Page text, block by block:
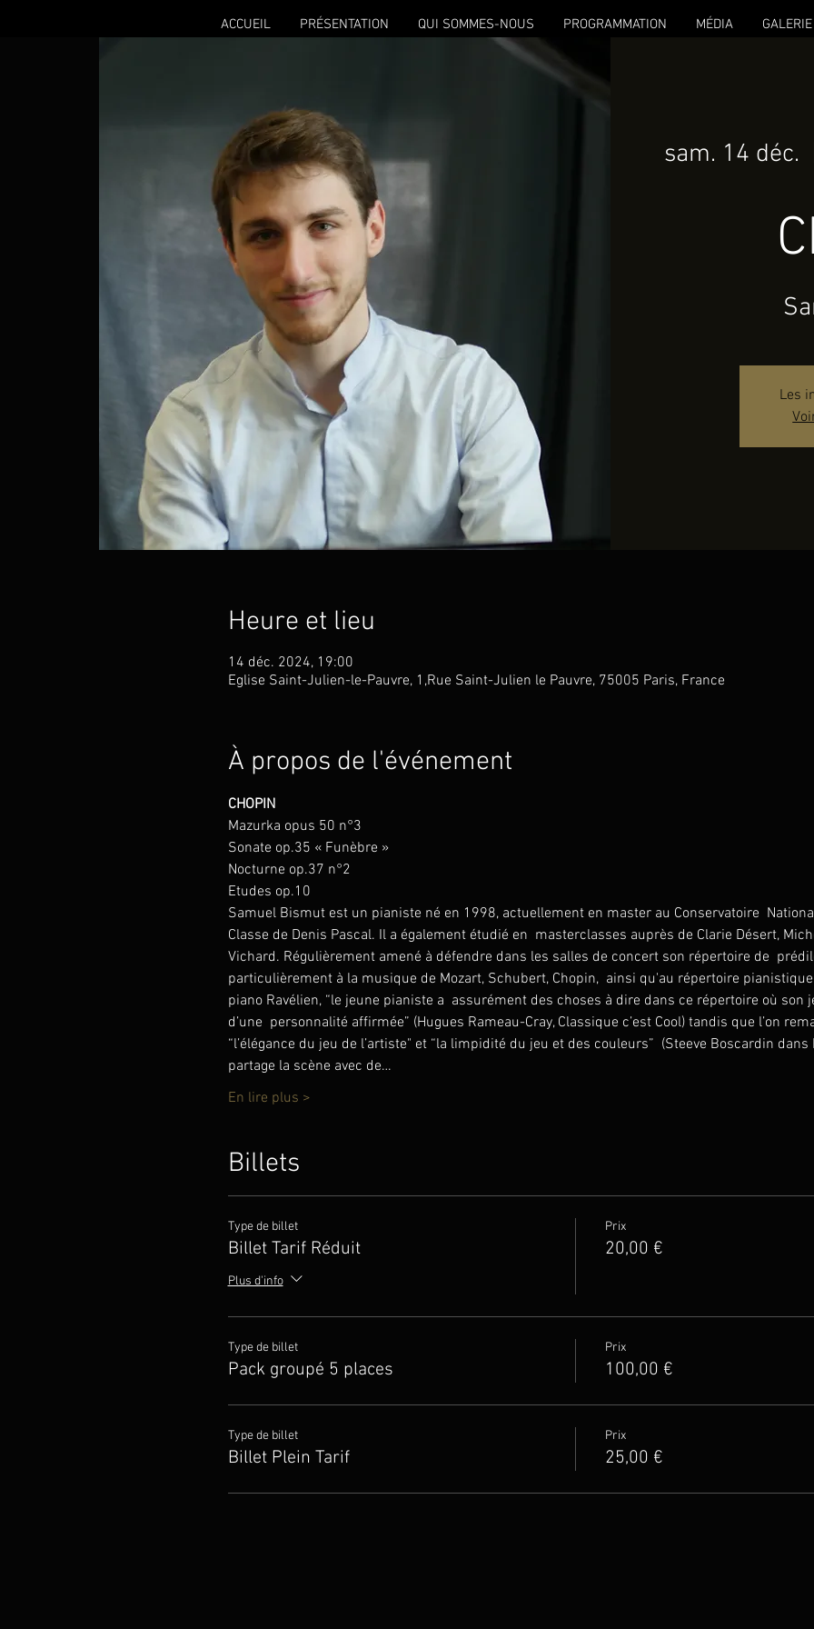
ACCUEIL PRÉSENTATION QUI SOMMES-NOUS PROGRAMMATION MÉDIA GALERIE
sam. 14 déc.
Les
Heure et lieu
14 déc. 2024, 19:00
Eglise Saint-Julien-le-Pauvre, 1,Rue Saint-Julien le Pauvre, 75005 Paris, France
À propos de l'événement
CHOPIN
Mazurka opus 50 n°3
Sonate op.35 « Funèbre »
Nocturne op.37 n°2
Etudes op.10
Samuel Bismut est un pianiste né en 1998, actuellement en master au Conservatoire
Classe de Denis Pascal. Il a également étudié en  masterclasses auprès de Clarie Désert,
Vichard. Régulièrement amené à défendre dans les salles de concert son répertoire de
particulièrement à la musique de Mozart, Schubert, Chopin,  ainsi qu'au répertoire
piano Ravélien, “le jeune pianiste a  assurément des choses à dire dans ce répertoire où son
d’une  personnalité affirmée” (Hugues Rameau-Cray, Classique c’est Cool) tandis que l’on
“l’élégance du jeu de l’artiste" et “la limpidité du jeu et des couleurs”  (Steeve Boscardin
partage la scène avec de…
En lire plus >
Billets
Type de billet
Billet Tarif Réduit
Plus d'info
Prix
20,00 €
Type de billet
Pack groupé 5 places
Prix
100,00 €
Type de billet
Billet Plein Tarif
Prix
25,00 €